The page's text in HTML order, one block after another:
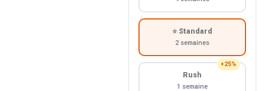
⭐ Standard
2 semaines
+25%
Rush
1 semaine